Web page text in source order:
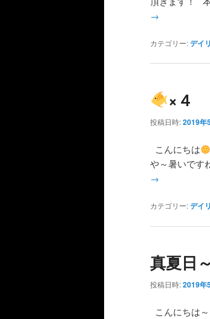
→
カテゴリー:デイ
×４
投稿日時:2019年
こんにちは
や～暑いです
→
カテゴリー:デイ
真夏日
投稿日時:2019年
こんにちは～